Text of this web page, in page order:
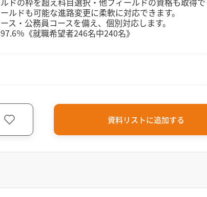
ルドも可能な進路変更に柔軟に対応できます。
ス・公務員コースを備え、個別対応します。
％《就職希望者246名中240名》
資料リストに追加する